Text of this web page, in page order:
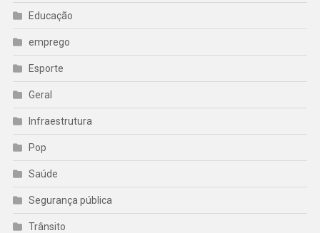
Educação
emprego
Esporte
Geral
Infraestrutura
Pop
Saúde
Segurança pública
Trânsito